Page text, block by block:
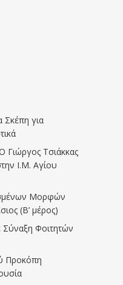
Σκέπη για
Γιώργος Τσιάκκας
Ι.Μ. Αγίου
Μορφών
(Β’ μέρος)
Σύναξη Φοιτητών
Προκόπη